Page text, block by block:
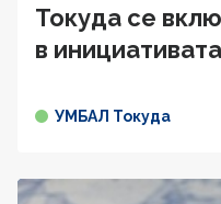
Токуда се
в
УМБАЛ Токуда